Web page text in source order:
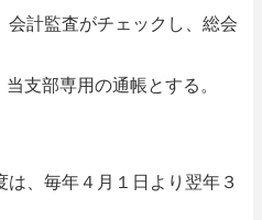
計監査がチェックし、総会
支部専用の通帳とする。
、毎年４月１日より翌年３